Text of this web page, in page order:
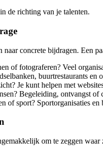
de richting van je talenten.
naar concrete bijdragen. Een
of fotograferen? Veel
buurtrestaurants en
Je kunt helpen met
Begeleiding, ontvangst
of sport? Sportorganisaties
om te zeggen